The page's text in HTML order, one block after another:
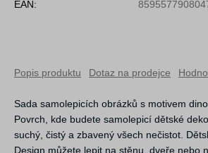
EAN:
Popis produktu Dotaz na prodejce
Sada samolepicích obrázků s motivem
Povrch, kde budete samolepicí dětské
suchý, čistý a zbavený všech nečistot.
Design můžete lepit na stěnu, dveře nebo